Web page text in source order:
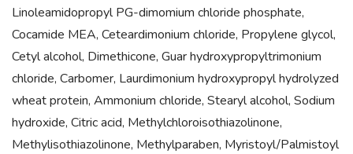
Linoleamidopropyl PG-dimomium chloride phosphate,
Cocamide MEA, Ceteardimonium chloride, Propylene glycol,
Cetyl alcohol, Dimethicone, Guar hydroxypropyltrimonium
chloride, Carbomer, Laurdimonium hydroxypropyl hydrolyzed
wheat protein, Ammonium chloride, Stearyl alcohol, Sodium
hydroxide, Citric acid, Methylchloroisothiazolinone,
Methylisothiazolinone, Methylparaben, Myristoyl/Palmistoyl